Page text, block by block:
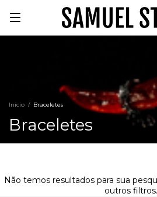
Início / Braceletes
Braceletes
Não temos resultados para sua
outros filtros.